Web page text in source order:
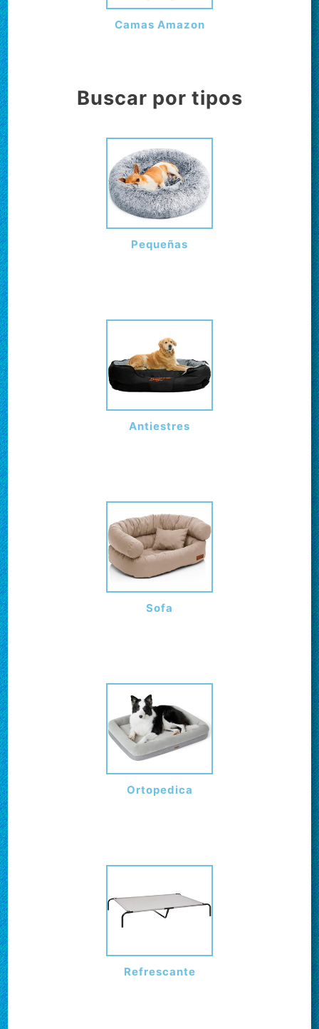
Camas Amazon
Buscar por tipos
Pequeñas
Antiestres
Sofa
Ortopedica
Refrescante